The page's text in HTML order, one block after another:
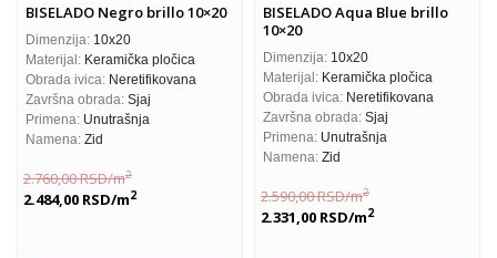
BISELADO Negro brillo 10×20
Dimenzija: 10x20
Materijal: Keramička pločica
Obrada ivica: Neretifikovana
Završna obrada: Sjaj
Primena: Unutrašnja
Namena: Zid
2.760,00RSD/m2
2.484,00 RSD/m2
BISELADO Aqua Blue brillo
10×20
Dimenzija: 10x20
Materijal: Keramička pločica
Obrada ivica: Neretifikovana
Završna obrada: Sjaj
Primena: Unutrašnja
Namena: Zid
2.590,00RSD/m2
2.331,00 RSD/m2